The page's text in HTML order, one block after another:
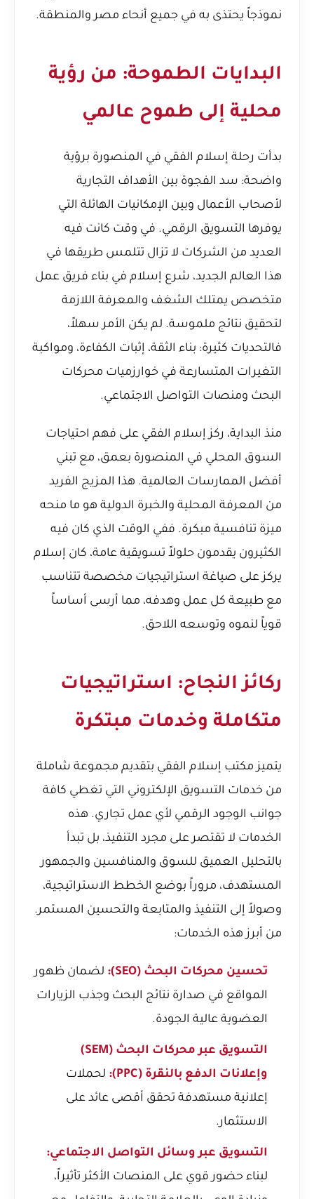
نموذجاً يحتذى به في جميع أنحاء مصر والمنطقة.
البدايات الطموحة: من رؤية
محلية إلى طموح عالمي
بدأت رحلة إسلام الفقي في المنصورة برؤية
واضحة: سد الفجوة بين الأهداف التجارية
لأصحاب الأعمال وبين الإمكانيات الهائلة التي
يوفرها التسويق الرقمي. في وقت كانت فيه
العديد من الشركات لا تزال تتلمس طريقها في
هذا العالم الجديد، شرع إسلام في بناء فريق عمل
متخصص يمتلك الشغف والمعرفة اللازمة
لتحقيق نتائج ملموسة. لم يكن الأمر سهلاً،
فالتحديات كثيرة: بناء الثقة، إثبات الكفاءة، ومواكبة
التغيرات المتسارعة في خوارزميات محركات
البحث ومنصات التواصل الاجتماعي.
منذ البداية، ركز إسلام الفقي على فهم احتياجات
السوق المحلي في المنصورة بعمق، مع تبني
أفضل الممارسات العالمية. هذا المزيج الفريد
من المعرفة المحلية والخبرة الدولية هو ما منحه
ميزة تنافسية مبكرة. ففي الوقت الذي كان فيه
الكثيرون يقدمون حلولاً تسويقية عامة، كان إسلام
يركز على صياغة استراتيجيات مخصصة تتناسب
مع طبيعة كل عمل وهدفه، مما أرسى أساساً
قوياً لنموه وتوسعه اللاحق.
ركائز النجاح: استراتيجيات
متكاملة وخدمات مبتكرة
يتميز مكتب إسلام الفقي بتقديم مجموعة شاملة
من خدمات التسويق الإلكتروني التي تغطي كافة
جوانب الوجود الرقمي لأي عمل تجاري. هذه
الخدمات لا تقتصر على مجرد التنفيذ، بل تبدأ
بالتحليل العميق للسوق والمنافسين والجمهور
المستهدف، مروراً بوضع الخطط الاستراتيجية،
وصولاً إلى التنفيذ والمتابعة والتحسين المستمر.
من أبرز هذه الخدمات:
تحسين محركات البحث (SEO):
لضمان ظهور
المواقع في صدارة نتائج البحث وجذب الزيارات
العضوية عالية الجودة.
التسويق عبر محركات البحث (SEM)
وإعلانات الدفع بالنقرة (PPC):
لحملات
إعلانية مستهدفة تحقق أقصى عائد على
الاستثمار.
التسويق عبر وسائل التواصل الاجتماعي:
لبناء حضور قوي على المنصات الأكثر تأثيراً،